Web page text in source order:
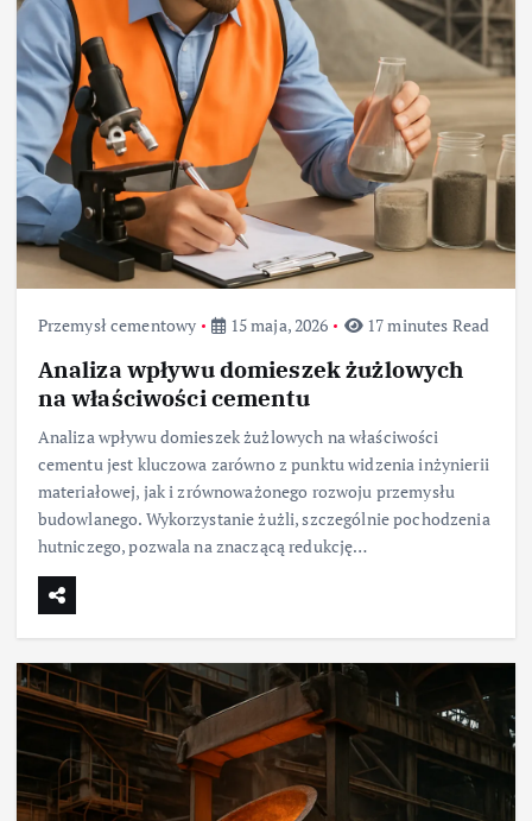
Przemysł cementowy 15 maja, 2026 17 minutes Read
Analiza wpływu domieszek żużlowych
na właściwości cementu
Analiza wpływu domieszek żużlowych na właściwości
cementu jest kluczowa zarówno z punktu widzenia inżynierii
materiałowej, jak i zrównoważonego rozwoju przemysłu
budowlanego. Wykorzystanie żużli, szczególnie pochodzenia
hutniczego, pozwala na znaczącą redukcję…